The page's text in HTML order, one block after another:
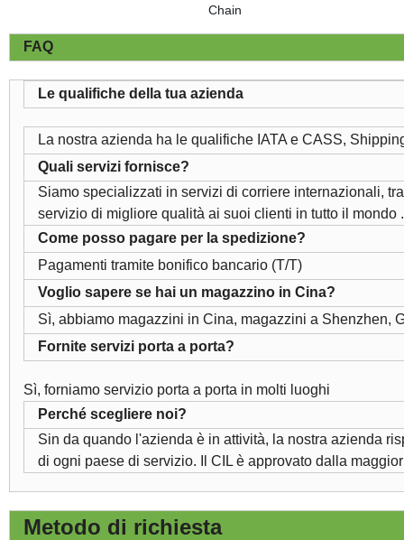
FAQ
Le qualifiche della tua azienda
La nostra azienda ha le qualifiche IATA e CASS,
Quali servizi fornisce?
Siamo specializzati in servizi di corriere internazionali,
servizio di migliore qualità ai suoi clienti in tutto il mondo .
Come posso pagare per la spedizione?
Pagamenti tramite bonifico bancario (T/T)
Voglio sapere se hai un magazzino in Cina?
Sì, abbiamo magazzini in Cina, magazzini a Shenzhen,
Fornite servizi porta a porta?
Sì, forniamo servizio porta a porta in molti luoghi
Perché scegliere noi?
Sin da quando l'azienda è in attività, la nostra azienda
di ogni paese di servizio. Il CIL è approvato dalla
Metodo di richiesta